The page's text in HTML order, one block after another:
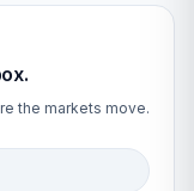
the markets move.